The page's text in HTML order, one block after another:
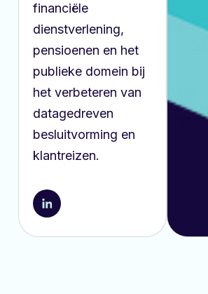
financiële
dienstverlening,
pensioenen en het
publieke domein bij
het verbeteren van
datagedreven
besluitvorming en
klantreizen.